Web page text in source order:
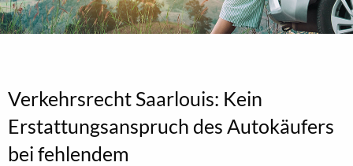
Verkehrsrecht Saarlouis: Kein
Erstattungsanspruch des Autokäufers
bei fehlendem